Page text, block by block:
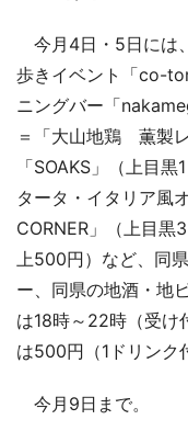
今月4日・5日には
歩きイベント「co-
ニングバー「
＝「大山地鶏 薫製
「SOAKS」（上目
タータ・イタリア風
CORNER」（上目黒
上500円）など、同
ー、同県の地酒・地
は18時～22時（受け
は500円（1ドリンク
今月9日まで。